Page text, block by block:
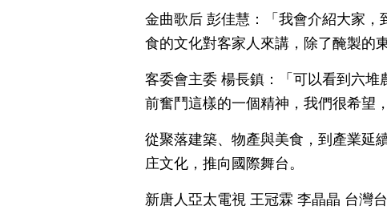
金曲歌后 彭佳慧：「我會介紹大家
食的文化對客家人來講，除了醃製的
客委會主委 楊長鎮：「可以看到六
前奮鬥這樣的一個精神，我們很希望
從聚落建築、物產與美食，到產業延
庄文化，推向國際舞台。
新唐人亞太電視 王冠霖 李晶晶 台灣